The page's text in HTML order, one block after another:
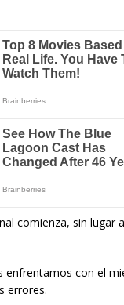
comienza, sin lugar
enfrentamos con el
errores.